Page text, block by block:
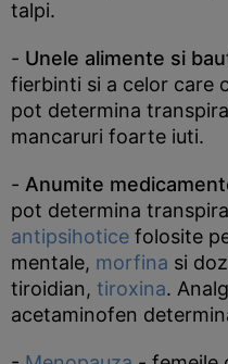
talpi.
- Unele alimente si
fierbinti si a celor care
pot determina
mancaruri foarte iuti.
- Anumite
pot determina
antipsihotice folosite
mentale, morfina si
tiroidian, tiroxina.
acetaminofen